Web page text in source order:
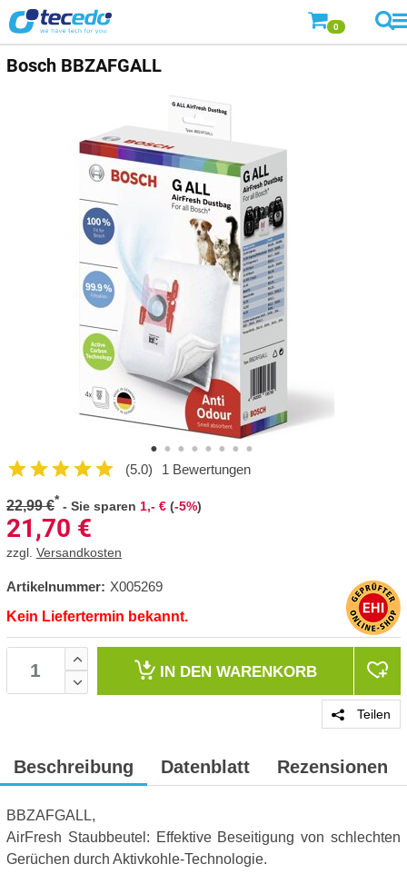
0
Bosch BBZAFGALL
(5.0) 1 Bewertungen
22,99 €* - Sie sparen 1,- € (-5%)
21,70 €
zzgl. Versandkosten
Artikelnummer: X005269
Kein Liefertermin bekannt.
IN DEN WARENKORB
Teilen
Beschreibung Datenblatt Rezensionen
BBZAFGALL,
AirFresh Staubbeutel: Effektive Beseitigung von schlechten
Gerüchen durch Aktivkohle-Technologie.